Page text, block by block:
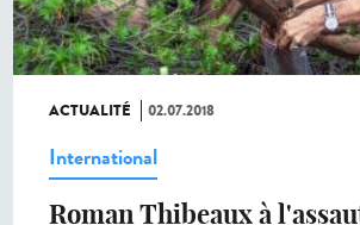
ACTUALITÉ 02.07.2018
International
Roman Thibeaux à